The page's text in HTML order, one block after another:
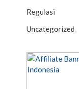
Regulasi
Uncategorized